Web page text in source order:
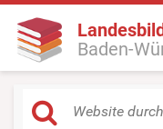
Baden-